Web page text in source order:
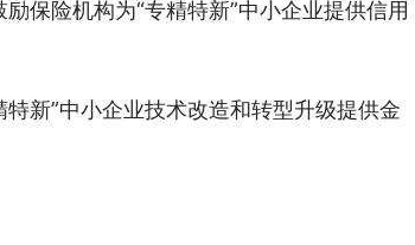
保险机构为“专精特新”中小企业提供信用
新”中小企业技术改造和转型升级提供金